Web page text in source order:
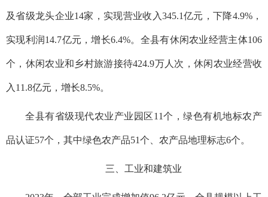
及省级龙头企业14家，实现营业收入345.1亿元，下降4.9%，
实现利润14.7亿元，增长6.4%。全县有休闲农业经营主体106
个，休闲农业和乡村旅游接待424.9万人次，休闲农业经营收
入11.8亿元，增长8.5%。
全县有省级现代农业产业园区11个，绿色有机地标农产
品认证57个，其中绿色农产品51个、农产品地理标志6个。
三、工业和建筑业